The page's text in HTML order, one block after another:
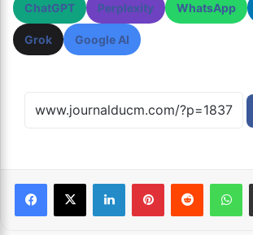
ChatGPT Perplexity WhatsApp
Grok Google AI